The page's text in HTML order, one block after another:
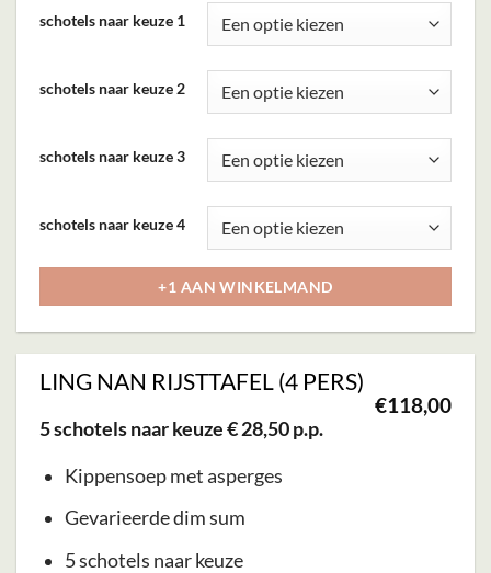
product
meerdere
Deze
kan
op
de
productpagina
schotels naar keuze 1
schotels naar keuze 2
schotels naar keuze 3
schotels naar keuze 4
+1 AAN WINKELMAND
LING NAN RIJSTTAFEL (4 PERS)
€118,00
5 schotels naar keuze € 28,50 p.p.
Kippensoep met asperges
Gevarieerde dim sum
5 schotels naar keuze